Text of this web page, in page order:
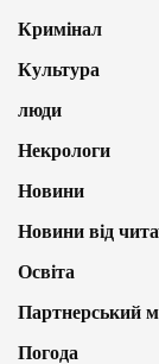
Кримінал
Культура
люди
Некрологи
Новини
Новини від
Освіта
Партнерський
Погода